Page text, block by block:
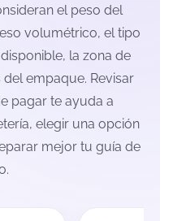
el peso del
volumétrico, el tipo
la zona de
empaque. Revisar
pagar te ayuda a
elegir una opción
mejor tu guía de